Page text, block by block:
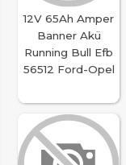
12V 65Ah Amper
Banner Akü
Running Bull Efb
56512 Ford-Opel